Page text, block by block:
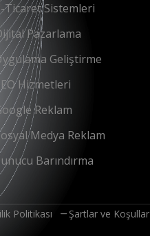
Ticaret Sistemleri
Pazarlama
Geliştirme
Hizmetleri
Reklam
Medya Reklam
Barındırma
Politikası Şartlar ve Koşullar